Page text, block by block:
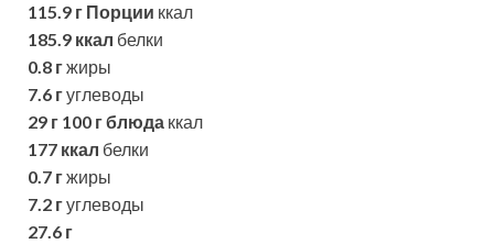
115.9 г Порции ккал
185.9 ккал белки
0.8 гжиры
7.6 гуглеводы
29 г 100 г блюда ккал
177 ккал белки
0.7 гжиры
7.2 гуглеводы
27.6 г